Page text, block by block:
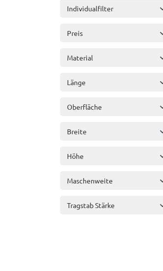
Individualfilter
Preis
Material
Länge
Oberfläche
Breite
Höhe
Maschenweite
Tragstab Stärke